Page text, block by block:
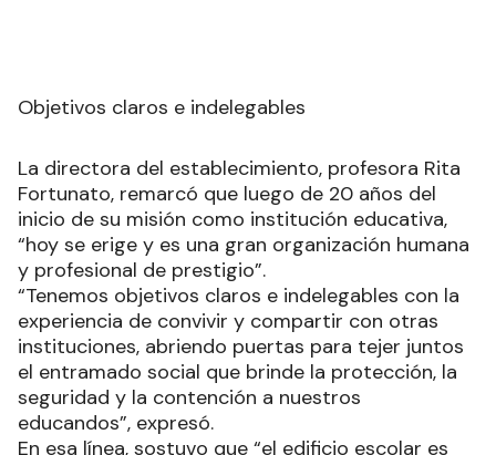
Objetivos claros e indelegables
La directora del establecimiento, profesora Rita
Fortunato, remarcó que luego de 20 años del
inicio de su misión como institución educativa,
“hoy se erige y es una gran organización humana
y profesional de prestigio”.
“Tenemos objetivos claros e indelegables con la
experiencia de convivir y compartir con otras
instituciones, abriendo puertas para tejer juntos
el entramado social que brinde la protección, la
seguridad y la contención a nuestros
educandos”, expresó.
En esa línea, sostuvo que “el edificio escolar es